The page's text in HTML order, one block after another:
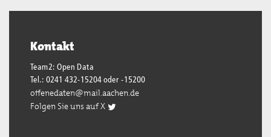
Kontakt
Team2: Open Data
Tel.: 0241 432-15204 oder -15200
offenedaten@mail.aachen.de
Folgen Sie uns auf X